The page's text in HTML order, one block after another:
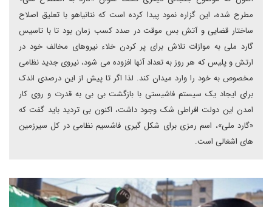
مطرح شده، این گزاره نمود پیدا کرده است که نتانیاهو با تعلیق اصلاح
ساختار قضایی و آتش بس موقت در صدد کسب زمان بود تا با تاسیس
گارد ملی به موازات تلاش برای پر کردن خلاء نیروهای مخالف خود در
ارتش و پلیس که هر روز به تعداد آنها افزوده می شود، نیروی جدید نظامی
مخصوص به خود را وارد میدان کند. لذا اگر تا پیش از این درصدی اندک
برای ایجاد یک سیستم فاشیستی با بازگشت بی بی به قدرت و روی کار
امدن این دولت افراطی شک وجود داشت، اکنون بی تردید باید گفت که
«گارد ملی»، اسم رمزی برای شکل گیری فاشسیم نظامی در کل سیرزمین
های اشغالی است.